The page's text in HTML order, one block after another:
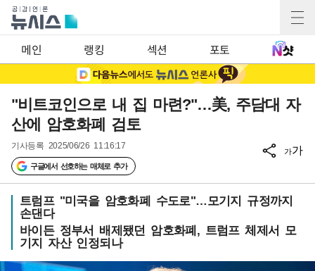
메인 랭킹 섹션 포토
"비트코인으로 내 집 마련?"…美, 주담대 자
산에 암호화폐 검토
기사등록 2025/06/26 11:16:17
구글에서 선호하는 매체로 추가
가가
트럼프 "미국을 암호화폐 수도로"…모기지 규정까지
손댄다
바이든 정부서 배제됐던 암호화폐, 트럼프 체제서 모
기지 자산 인정되나